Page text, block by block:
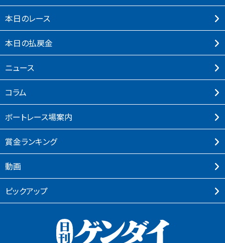
本⽇のレース
本⽇の払戻⾦
ニュース
コラム
ボートレース場案内
賞⾦ランキング
動画
ピックアップ